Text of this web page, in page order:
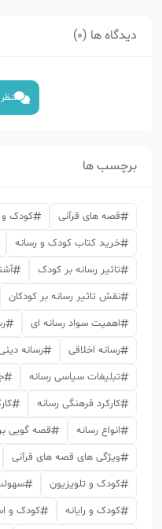
دیدگاه ها (0)
برچسب ها
قصه های قرآنی کودک و
خرید کتاب کودک و رسانه
تاثیر رسانه بر کودک
نقش تاثیر رسانه بر کودکان
اهمیت سواد رسانه ای
رسانه اخلاقی
رسانه
تبلیغات سیاسی رسانه
کارکرد فرهنگی رسانه
انواع رسانه
قصه گویی
ویژگی های قصه های قرآنی
کودک و تلویزیون
کودک و رایانه
کودک و